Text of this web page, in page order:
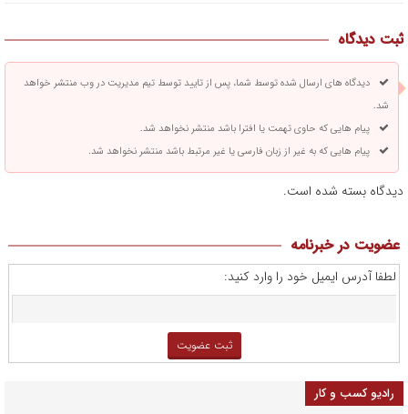
ثبت دیدگاه
دیدگاه های ارسال شده توسط شما، پس از تایید توسط تیم مدیریت در وب منتشر خواهد
شد.
پیام هایی که حاوی تهمت یا افترا باشد منتشر نخواهد شد.
پیام هایی که به غیر از زبان فارسی یا غیر مرتبط باشد منتشر نخواهد شد.
دیدگاه بسته شده است.
عضویت در خبرنامه
لطفا آدرس ایمیل خود را وارد کنید:
رادیو کسب و کار